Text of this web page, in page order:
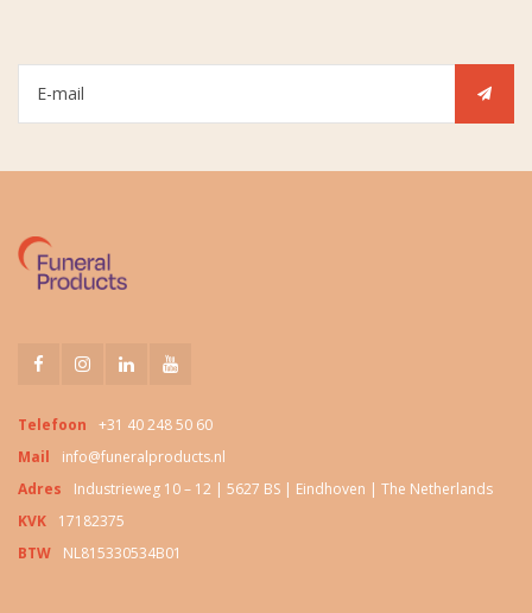
Telefoon
+31 40 248 50 60
Mail
info@funeralproducts.nl
Adres
Industrieweg 10 – 12 | 5627 BS | Eindhoven | The Netherlands
KVK
17182375
BTW
NL815330534B01